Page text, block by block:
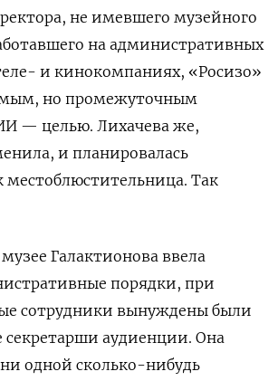
не имевшего музейного
на административных
и кинокомпаниях, «Росизо»
но промежуточным
— целью. Лихачева же,
и планировалась
местоблюстительница. Так
Галактионова ввела
порядки, при
сотрудники вынуждены были
секретарши аудиенции. Она
одной сколько-нибудь